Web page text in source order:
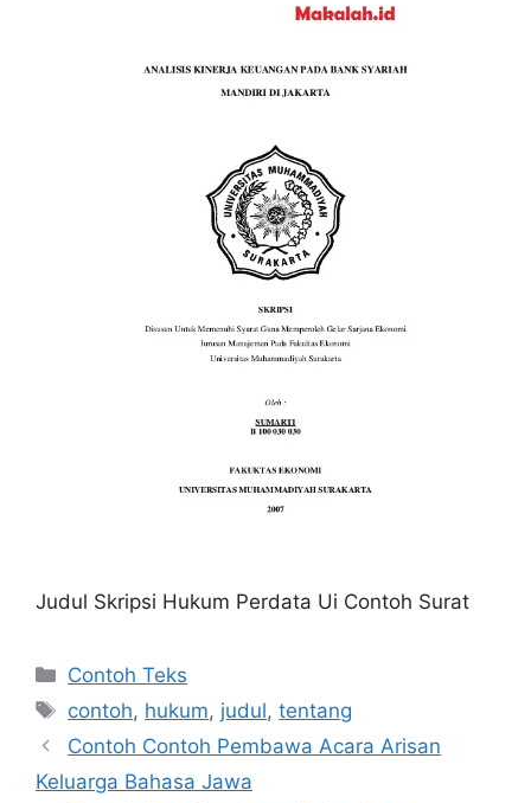
Judul Skripsi Hukum Perdata Ui Contoh Surat
Kategori
Contoh Teks
Tag
contoh, hukum, judul,tentang
Contoh Contoh Pembawa Acara Arisan
Keluarga Bahasa Jawa